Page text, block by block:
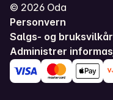
© 2026 Oda
Personvern
Salgs- og bruksvilkår
Administrer